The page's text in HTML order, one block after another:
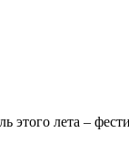
лета –